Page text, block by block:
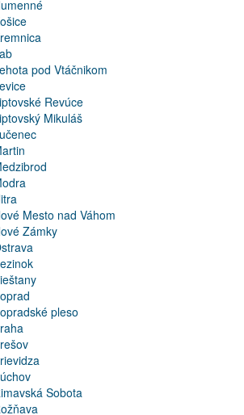
pod Vtáčnikom
Revúce
Mikuláš
Mesto nad Váhom
Zámky
pleso
Sobota